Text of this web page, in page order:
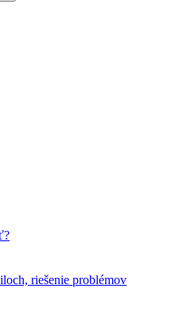
riešenie problémov